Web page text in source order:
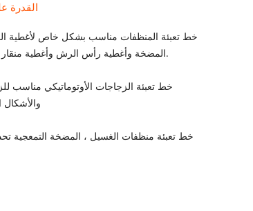
القدرة
المضخة وأغطية رأس الرش وأغطية منقار البط وأغطية قفل مسدس الرش.